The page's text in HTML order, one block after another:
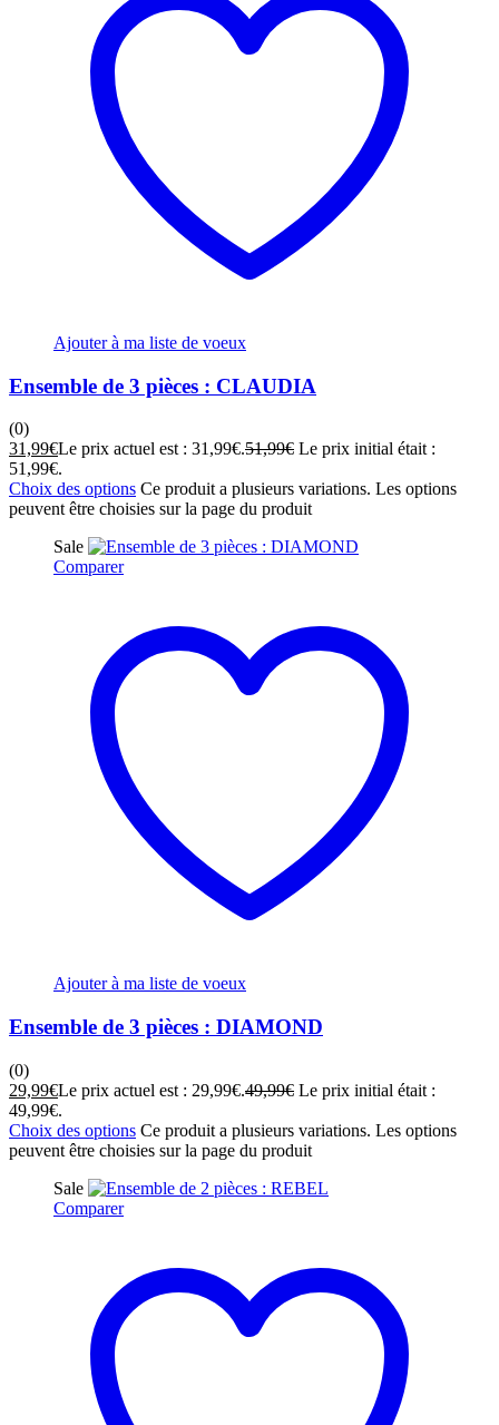
Ajouter à ma liste de voeux
Ensemble de 3 pièces : CLAUDIA
(0)
31,99€Le prix actuel est : 31,99€.51,99€ Le prix initial était :
51,99€.
Choix des options Ce produit a plusieurs variations. Les options
peuvent être choisies sur la page du produit
Sale
Comparer
Ajouter à ma liste de voeux
Ensemble de 3 pièces : DIAMOND
(0)
29,99€Le prix actuel est : 29,99€.49,99€ Le prix initial était :
49,99€.
Choix des options Ce produit a plusieurs variations. Les options
peuvent être choisies sur la page du produit
Sale
Comparer